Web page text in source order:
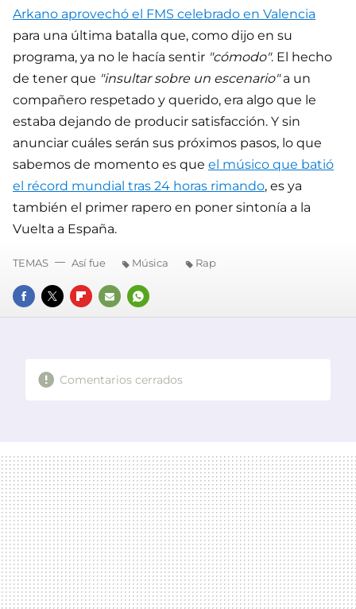
Arkano aprovechó el FMS celebrado en Valencia
para una última batalla que, como dijo en su
programa, ya no le hacía sentir "cómodo". El hecho
de tener que "insultar sobre un escenario"a un
compañero respetado y querido, era algo que le
estaba dejando de producir satisfacción. Y sin
anunciar cuáles serán sus próximos pasos, lo que
sabemos de momento es que el músico que batió
el récord mundial tras 24 horas rimando, es ya
también el primer rapero en poner sintonía a la
Vuelta a España.
FACEBOOK
TWITTERFLIPBOARD
E-
WHATSAPP
TEMAS Así fue Música Rap
Comentarios cerrados